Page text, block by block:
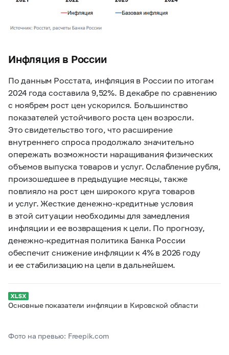
Инфляция в России
По данным Росстата, инфляция в России по итогам
2024 года составила 9,52%. В декабре по сравнению
с ноябрем рост цен ускорился. Большинство
показателей устойчивого роста цен возросли.
Это свидетельство того, что расширение
внутреннего спроса продолжало значительно
опережать возможности наращивания физических
объемов выпуска товаров и услуг. Ослабление рубля,
произошедшее в предыдущие месяцы, также
повлияло на рост цен широкого круга товаров
и услуг. Жесткие денежно-кредитные условия
в этой ситуации необходимы для замедления
инфляции и ее возвращения к цели. По прогнозу,
денежно-кредитная политика Банка России
обеспечит снижение инфляции к 4% в 2026 году
и ее стабилизацию на цели в дальнейшем.
Основные показатели инфляции в Кировской области
Фото на превью: Freepik.com